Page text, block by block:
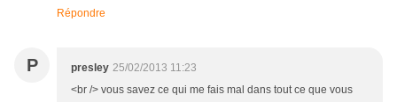
Répondre
P presley 25/02/2013 11:23
<br /> vous savez ce qui me fais mal dans tout ce que vous